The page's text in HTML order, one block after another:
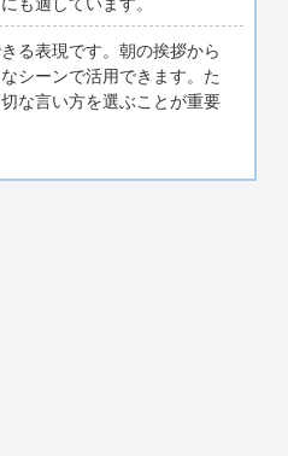
も適しています。
る表現です。朝の挨拶から
シーンで活用できます。た
な言い方を選ぶことが重要